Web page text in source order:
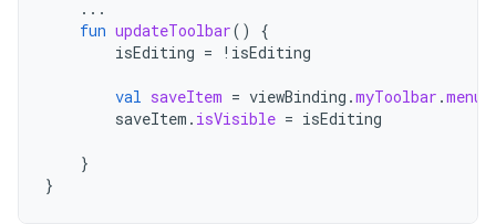
...
fun updateToolbar()
{
isEditing = ! isEditing
val saveItem = viewBinding .myToolbar .menu
saveItem . isVisible = isEditing
}
}